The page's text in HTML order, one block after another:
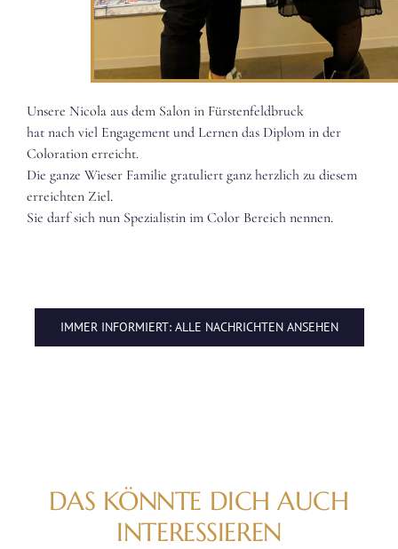
Unsere Nicola aus dem Salon in Fürstenfeldbruck
hat nach viel Engagement und Lernen das Diplom in der
Coloration erreicht.
Die ganze Wieser Familie gratuliert ganz herzlich zu diesem
erreichten Ziel.
Sie darf sich nun Spezialistin im Color Bereich nennen.
IMMER INFORMIERT: ALLE NACHRICHTEN ANSEHEN
DAS KÖNNTE DICH AUCH
INTERESSIEREN